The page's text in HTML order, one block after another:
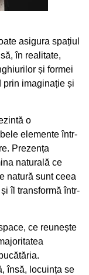
asigura spațiul
în realitate,
și formei
prin imaginație și
o
elemente într-
Prezența
naturală ce
natură sunt ceea
îl transformă într-
ce reunește
însă, locuința se